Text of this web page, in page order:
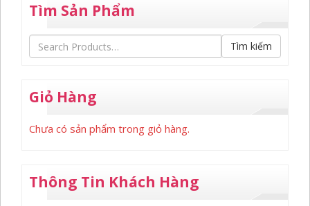
Tìm Sản Phẩm
Tìm kiếm
Giỏ Hàng
Chưa có sản phẩm trong giỏ hàng.
Thông Tin Khách Hàng